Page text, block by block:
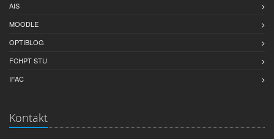
AIS
MOODLE
OPTIBLOG
FCHPT STU
IFAC
Kontakt